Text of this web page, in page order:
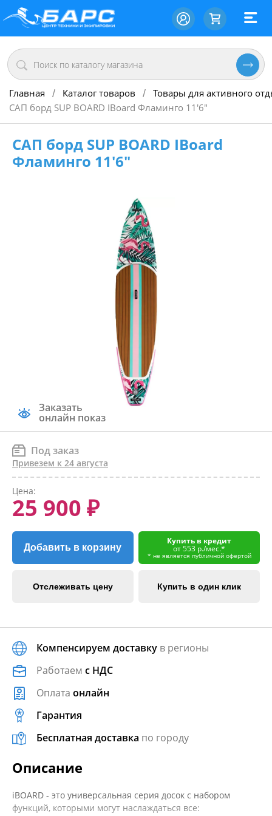
Главная / Каталог товаров / Товары для активного
САП борд SUP BOARD IBoard Фламинго 11'6"
САП борд SUP BOARD IBoard
Фламинго 11'6"
Заказать
онлайн показ
Под заказ
Привезем к 24 августа
Цена:
25 900 ₽
Добавить в корзину
Купить в кредит
от 553 р./мес.*
* не является публичной офертой
Отслеживать цену Купить в один клик
Компенсируем доставку в регионы
Работаем с НДС
Оплата онлайн
Гарантия
Бесплатная доставка по городу
Описание
iBOARD - это универсальная серия досок с набором
функций, которыми могут наслаждаться все: